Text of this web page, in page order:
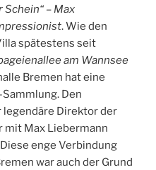
– Max
. Wie den
spätestens seit
am Wannsee
Bremen hat eine
Den
Direktor der
mit Max Liebermann
enge Verbindung
war auch der Grund